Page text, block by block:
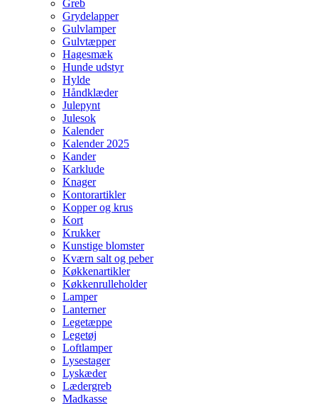
Greb
Grydelapper
Gulvlamper
Gulvtæpper
Hagesmæk
Hunde udstyr
Hylde
Håndklæder
Julepynt
Julesok
Kalender
Kalender 2025
Kander
Karklude
Knager
Kontorartikler
Kopper og krus
Kort
Krukker
Kunstige blomster
Kværn salt og peber
Køkkenartikler
Køkkenrulleholder
Lamper
Lanterner
Legetæppe
Legetøj
Loftlamper
Lysestager
Lyskæder
Lædergreb
Madkasse